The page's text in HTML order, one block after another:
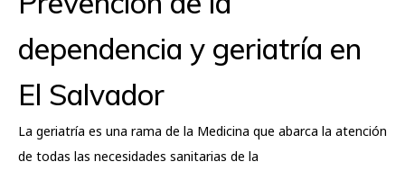
dependencia y geriatría en
El Salvador
La geriatría es una rama de la Medicina que abarca la atención
de todas las necesidades sanitarias de la